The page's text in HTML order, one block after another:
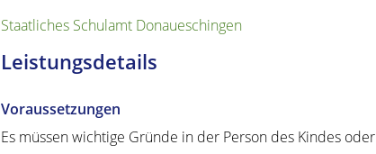
Staatliches Schulamt Donaueschingen
Leistungsdetails
Voraussetzungen
Es müssen wichtige Gründe in der Person des Kindes